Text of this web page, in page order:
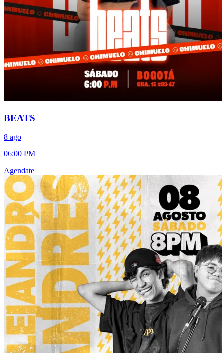
BEATS
8 ago
06:00 PM
Agendate